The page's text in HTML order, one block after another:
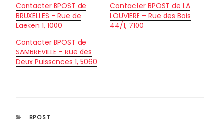
Contacter BPOST de
BRUXELLES – Rue de
Laeken 1, 1000
Contacter BPOST de LA
LOUVIERE – Rue des Bois
44/1, 7100
Contacter BPOST de
SAMBREVILLE – Rue des
Deux Puissances 1, 5060
CATÉGORIES
BPOST